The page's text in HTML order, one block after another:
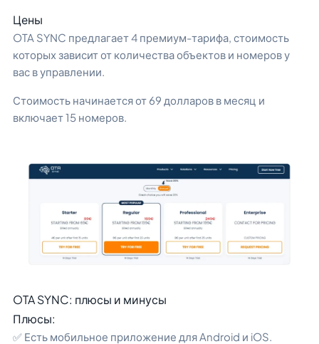
Цены
OTA SYNC предлагает 4 премиум-тарифа, стоимость
которых зависит от количества объектов и номеров у
вас в управлении.
Стоимость начинается от 69 долларов в месяц и
включает 15 номеров.
OTA SYNC: плюсы и минусы
Плюсы:
✅ Есть мобильное приложение для Android и iOS.